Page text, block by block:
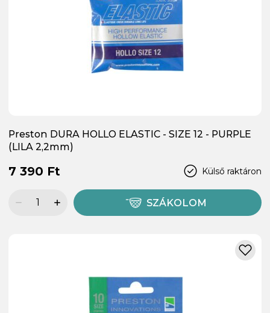
Preston DURA HOLLO ELASTIC - SIZE 12 - PURPLE
(LILA 2,2mm)
Külső raktáron
7 390 Ft
SZÁKOLOM